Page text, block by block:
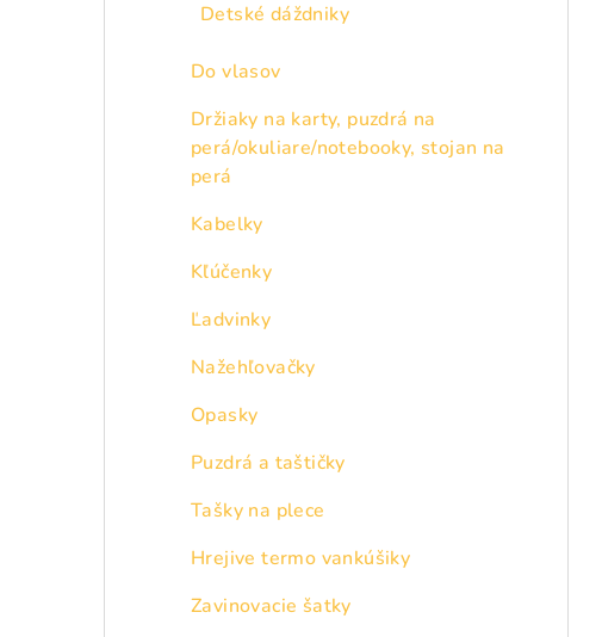
Detské dáždniky
Do vlasov
Držiaky na karty, puzdrá na
perá/okuliare/notebooky, stojan na
perá
Kabelky
Kľúčenky
Ľadvinky
Nažehľovačky
Opasky
Puzdrá a taštičky
Tašky na plece
Hrejive termo vankúšiky
Zavinovacie šatky